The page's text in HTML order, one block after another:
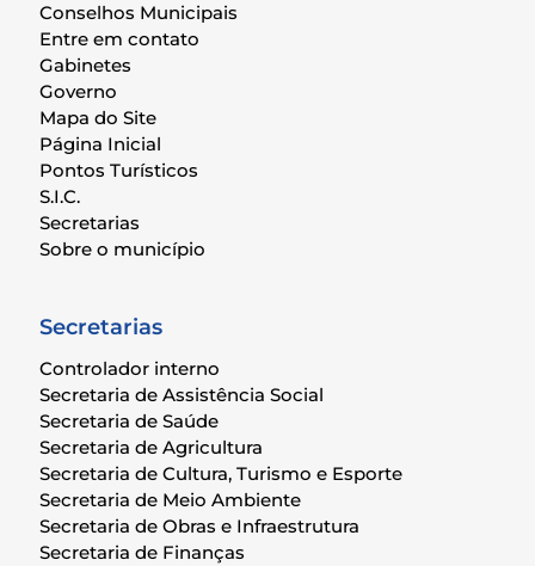
Conselhos Municipais
Entre em contato
Gabinetes
Governo
Mapa do Site
Página Inicial
Pontos Turísticos
S.I.C.
Secretarias
Sobre o município
Secretarias
Controlador interno
Secretaria de Assistência Social
Secretaria de Saúde
Secretaria de Agricultura
Secretaria de Cultura, Turismo e Esporte
Secretaria de Meio Ambiente
Secretaria de Obras e Infraestrutura
Secretaria de Finanças